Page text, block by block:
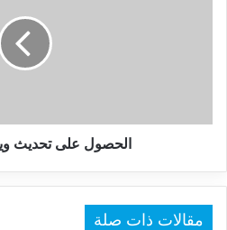
الحصول على تحديث ويندوز 10
مقالات ذات صلة